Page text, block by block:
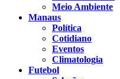
Meio Ambiente
Manaus
Política
Cotidiano
Eventos
Climatologia
Futebol